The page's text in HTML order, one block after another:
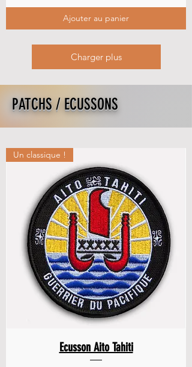
Ajouter au panier
Charger plus
PATCHS / ECUSSONS
Un classique !
Ecusson Aito Tahiti